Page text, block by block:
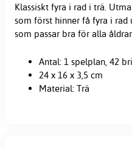
Klassiskt fyra i rad i trä.
som först hinner få fyra i
som passar bra för alla
Antal: 1 spelplan, 42
24 x 16 x 3,5 cm
Material: Trä